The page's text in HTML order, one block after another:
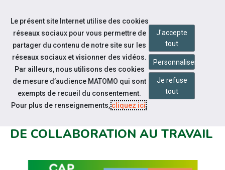
Aller au contenu
Notre actualité
DUODAY 2024, ENSEMBLE POUR
DE COLLABORATION AU TRAVAIL
Le présent site Internet utilise des cookies
réseaux sociaux pour vous permettre de
partager du contenu de notre site sur les
réseaux sociaux et visionner des vidéos.
Par ailleurs, nous utilisons des cookies
de mesure d’audience MATOMO qui sont
exempts de recueil du consentement.
Pour plus de renseignements,cliquez ici.
J'accepte
tout
Personnaliser
Je refuse
tout